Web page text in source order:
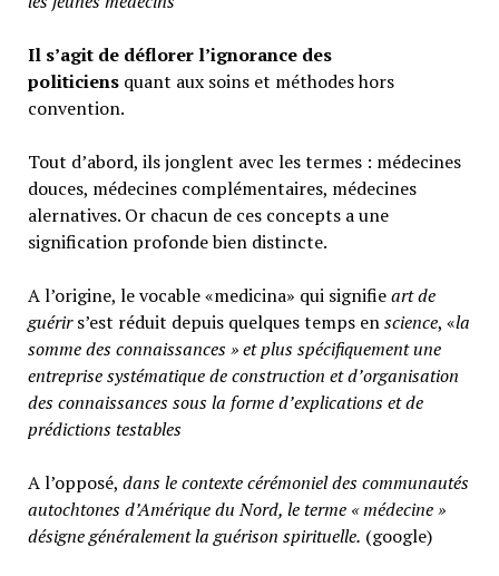
Il s’agit de déflorer l’ignorance des
politiciensquant aux soins et méthodes hors
convention.
Tout d’abord, ils jonglent avec les termes : médecines
douces, médecines complémentaires, médecines
alernatives. Or chacun de ces concepts a une
signification profonde bien distincte.
A l’origine, le vocable «medicina» qui signifieart de
guérirs’est réduit depuis quelques temps enscience, «la
somme des connaissances » et plus spécifiquement une
entreprise systématique de construction et d’organisation
des connaissances sous la forme d’explications et de
prédictions testables
A l’opposé, dans le contexte cérémoniel des communautés
autochtones d’Amérique du Nord, le terme « médecine »
désigne généralementla guérison spirituelle. (google)